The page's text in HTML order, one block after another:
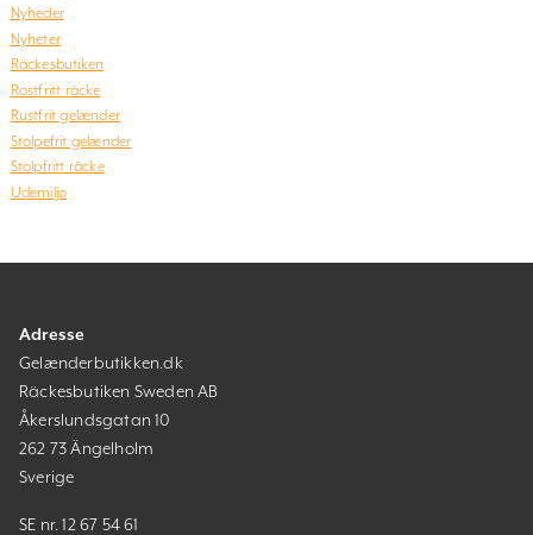
Nyheder
Nyheter
Räckesbutiken
Rostfritt räcke
Rustfrit gelænder
Stolpefrit gelænder
Stolpfritt räcke
Udemiljø
Adresse
Gelænderbutikken.dk
Räckesbutiken Sweden AB
Åkerslundsgatan 10
262 73 Ängelholm
Sverige
SE nr. 12 67 54 61